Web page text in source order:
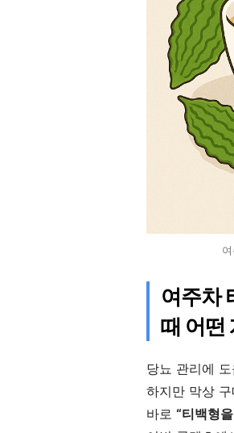
여주차
때 어떤
당뇨 관리에
하지만 막상
바로 “티백형